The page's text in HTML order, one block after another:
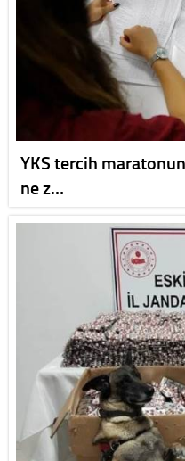
YKS tercih
ne z…